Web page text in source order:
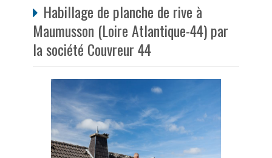
Habillage de planche de rive à
Maumusson (Loire Atlantique-44) par
la société Couvreur 44